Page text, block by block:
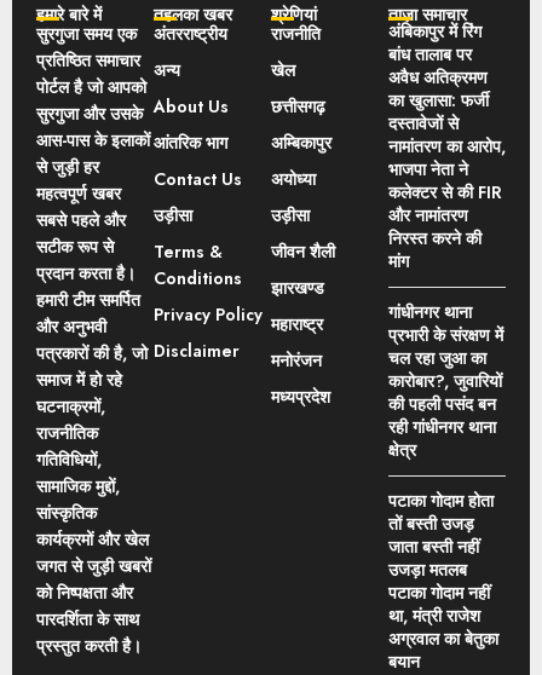
हमारे बारे में
सुरगुजा समय एक
प्रतिष्ठित समाचार
पोर्टल है जो आपको
सुरगुजा और उसके
आस-पास के इलाकों
से जुड़ी हर
महत्वपूर्ण खबर
सबसे पहले और
सटीक रूप से
प्रदान करता है।
हमारी टीम समर्पित
और अनुभवी
पत्रकारों की है, जो
समाज में हो रहे
घटनाक्रमों,
राजनीतिक
गतिविधियों,
सामाजिक मुद्दों,
सांस्कृतिक
कार्यक्रमों और खेल
जगत से जुड़ी खबरों
को निष्पक्षता और
पारदर्शिता के साथ
प्रस्तुत करती है।
तहलका खबर
अंतरराष्ट्रीय
अन्य
About Us
आंतरिक भाग
Contact Us
उड़ीसा
Terms &
Conditions
Privacy Policy
Disclaimer
श्रेणियां
राजनीति
खेल
छत्तीसगढ़
अम्बिकापुर
अयोध्या
उड़ीसा
जीवन शैली
झारखण्ड
महाराष्ट्र
मनोरंजन
मध्यप्रदेश
ताज़ा समाचार
अंबिकापुर में रिंग
बांध तालाब पर
अवैध अतिक्रमण
का खुलासा: फर्जी
दस्तावेजों से
नामांतरण का आरोप,
भाजपा नेता ने
कलेक्टर से की FIR
और नामांतरण
निरस्त करने की
मांग
गांधीनगर थाना
प्रभारी के संरक्षण में
चल रहा जुआ का
कारोबार?, जुवारियों
की पहली पसंद बन
रही गांधीनगर थाना
क्षेत्र
पटाका गोदाम होता
तों बस्ती उजड़
जाता बस्ती नहीं
उजड़ा मतलब
पटाका गोदाम नहीं
था, मंत्री राजेश
अग्रवाल का बेतुका
बयान